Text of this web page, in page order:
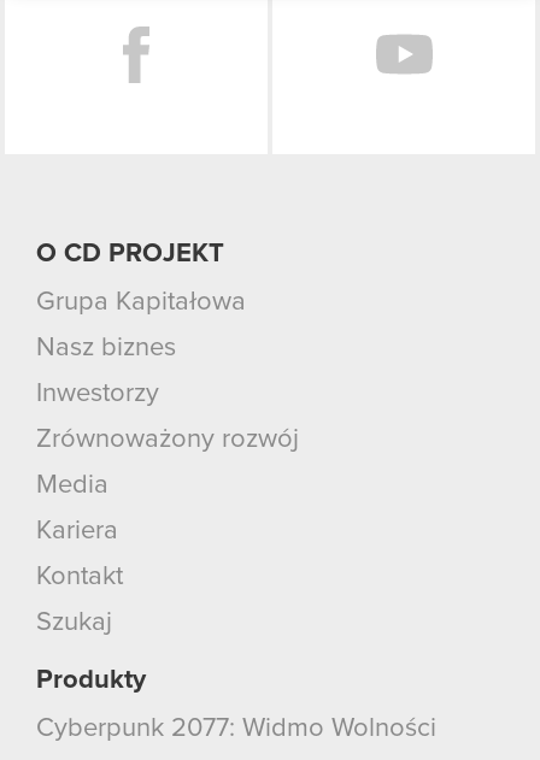
korzystanie z naszej witryny, zgadasz się na
O CD PROJEKT
Grupa Kapitałowa
Nasz biznes
Inwestorzy
Zrównoważony rozwój
Media
Kariera
Kontakt
Szukaj
Produkty
Cyberpunk 2077: Widmo Wolności